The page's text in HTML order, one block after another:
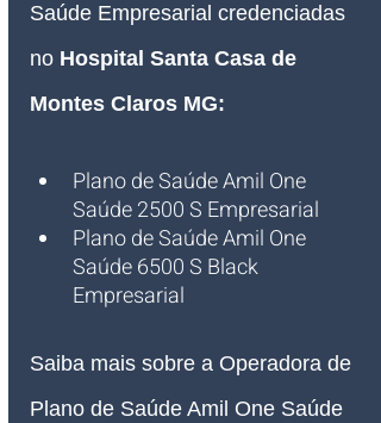
Saúde Empresarial credenciadas
no Hospital Santa Casa de
Montes Claros MG:
Plano de Saúde Amil One
Saúde 2500 S Empresarial
Plano de Saúde Amil One
Saúde 6500 S Black
Empresarial
Saiba mais sobre a Operadora de
Plano de Saúde Amil One Saúde